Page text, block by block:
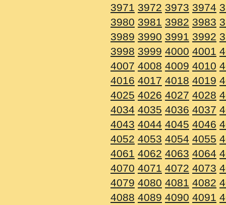
3971 3972 3973 3974
3980 3981 3982 3983
3989 3990 3991 3992
3998 3999 4000 4001
4007 4008 4009 4010
4016 4017 4018 4019
4025 4026 4027 4028
4034 4035 4036 4037
4043 4044 4045 4046
4052 4053 4054 4055
4061 4062 4063 4064
4070 4071 4072 4073
4079 4080 4081 4082
4088 4089 4090 4091